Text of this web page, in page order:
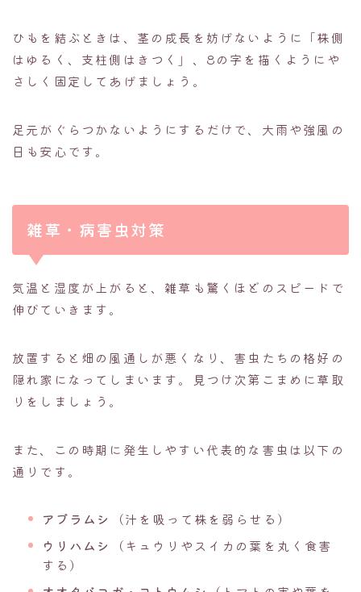
ひもを結ぶときは、茎の成長を妨げないように「株側
はゆるく、支柱側はきつく」、8の字を描くようにや
さしく固定してあげましょう。
足元がぐらつかないようにするだけで、大雨や強風の
日も安心です。
雑草・病害虫対策
気温と湿度が上がると、雑草も驚くほどのスピードで
伸びていきます。
放置すると畑の風通しが悪くなり、害虫たちの格好の
隠れ家になってしまいます。見つけ次第こまめに草取
りをしましょう。
また、この時期に発生しやすい代表的な害虫は以下の
通りです。
アブラムシ
（汁を吸って株を弱らせる）
ウリハムシ
（キュウリやスイカの葉を丸く食害
する）